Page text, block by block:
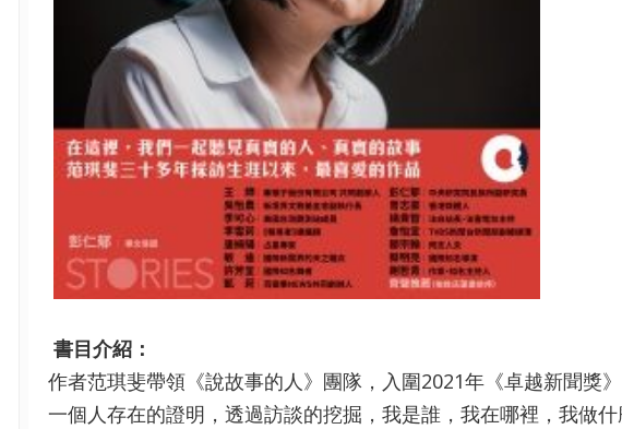
書目介紹：
作者范琪斐帶領《說故事的人》團隊，入圍2021年《卓越新聞獎
一個人存在的證明，透過訪談的挖掘，我是誰，我在哪裡，我做